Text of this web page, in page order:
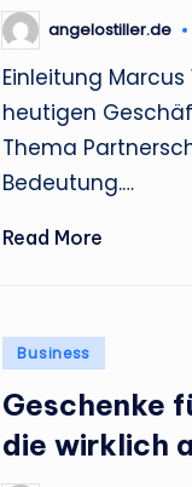
Posted
by
angelostiller.de
Einleitung
heutigen
Thema
Bedeutung.…
Read More
Posted
Business
Geschenke
die wirklich